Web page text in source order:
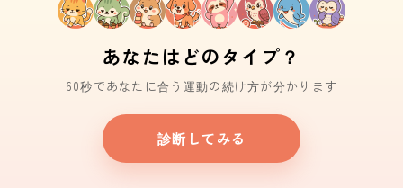
あなたはどのタイプ？
60秒であなたに合う運動の続け方が分かります
診断してみる